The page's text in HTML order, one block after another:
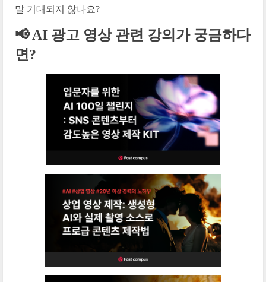
말 기대되지 않나요?
📢 AI 광고 영상 관련 강의가 궁금하다
면?